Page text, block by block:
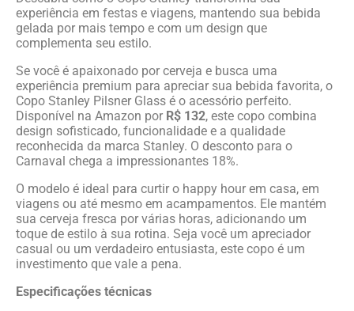
experiência em festas e viagens, mantendo sua bebida
gelada por mais tempo e com um design que
complementa seu estilo.
Se você é apaixonado por cerveja e busca uma
experiência premium para apreciar sua bebida favorita, o
Copo Stanley Pilsner Glass é o acessório perfeito.
Disponível na Amazon por R$ 132, este copo combina
design sofisticado, funcionalidade e a qualidade
reconhecida da marca Stanley. O desconto para o
Carnaval chega a impressionantes 18%.
O modelo é ideal para curtir o happy hour em casa, em
viagens ou até mesmo em acampamentos. Ele mantém
sua cerveja fresca por várias horas, adicionando um
toque de estilo à sua rotina. Seja você um apreciador
casual ou um verdadeiro entusiasta, este copo é um
investimento que vale a pena.
Especificações técnicas